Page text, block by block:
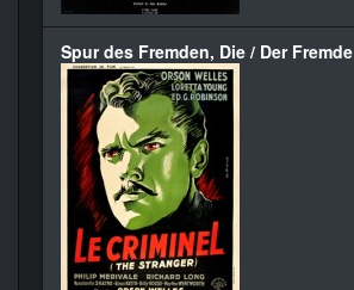
Spur des Fremden, Die / Der Fremde